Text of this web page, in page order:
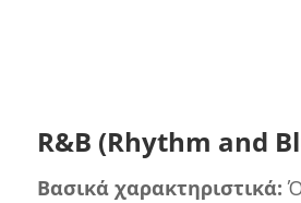
R&B (Rhythm and
Βασικά χαρακτηριστικά: